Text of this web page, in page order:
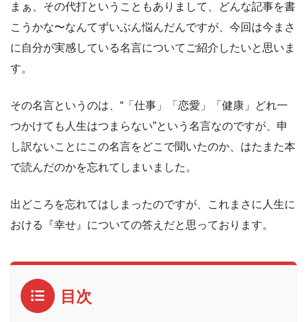
まぁ、その代打ということもありまして、どんな記事を書
こうかな〜なんてずいぶん悩んだんですが、今回は今まさ
に自分が実感している名言についてご紹介したいと思いま
す。
その名言というのは、“「仕事」「恋愛」「健康」どれ一
つかけても人生はつまらない”という名言なのですが、申
し訳ないことにこの名言をどこで聞いたのか、はたまた本
で読んだのかを忘れてしまいました。
出どころを忘れてはしまったのですが、これまさに人生に
おける『幸せ』についての答えだと思っております。
目次